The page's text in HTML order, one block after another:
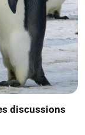
discussions